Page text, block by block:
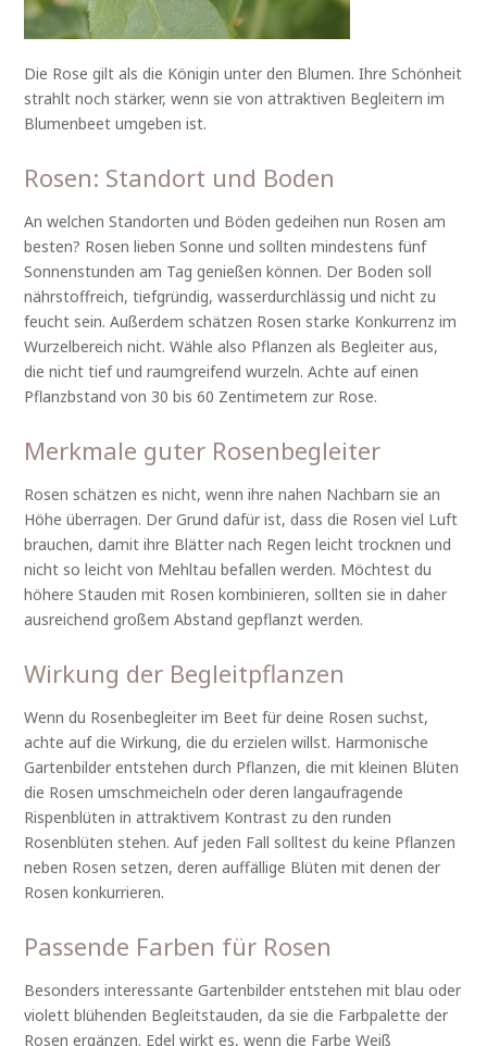
Die Rose gilt als die Königin unter den Blumen. Ihre Schönheit
strahlt noch stärker, wenn sie von attraktiven Begleitern im
Blumenbeet umgeben ist.
Rosen: Standort und Boden
An welchen Standorten und Böden gedeihen nun Rosen am
besten? Rosen lieben Sonne und sollten mindestens fünf
Sonnenstunden am Tag genießen können. Der Boden soll
nährstoffreich, tiefgründig, wasserdurchlässig und nicht zu
feucht sein. Außerdem schätzen Rosen starke Konkurrenz im
Wurzelbereich nicht. Wähle also Pflanzen als Begleiter aus,
die nicht tief und raumgreifend wurzeln. Achte auf einen
Pflanzbstand von 30 bis 60 Zentimetern zur Rose.
Merkmale guter Rosenbegleiter
Rosen schätzen es nicht, wenn ihre nahen Nachbarn sie an
Höhe überragen. Der Grund dafür ist, dass die Rosen viel Luft
brauchen, damit ihre Blätter nach Regen leicht trocknen und
nicht so leicht von Mehltau befallen werden. Möchtest du
höhere Stauden mit Rosen kombinieren, sollten sie in daher
ausreichend großem Abstand gepflanzt werden.
Wirkung der Begleitpflanzen
Wenn du Rosenbegleiter im Beet für deine Rosen suchst,
achte auf die Wirkung, die du erzielen willst. Harmonische
Gartenbilder entstehen durch Pflanzen, die mit kleinen Blüten
die Rosen umschmeicheln oder deren langaufragende
Rispenblüten in attraktivem Kontrast zu den runden
Rosenblüten stehen. Auf jeden Fall solltest du keine Pflanzen
neben Rosen setzen, deren auffällige Blüten mit denen der
Rosen konkurrieren.
Passende Farben für Rosen
Besonders interessante Gartenbilder entstehen mit blau oder
violett blühenden Begleitstauden, da sie die Farbpalette der
Rosen ergänzen. Edel wirkt es, wenn die Farbe Weiß